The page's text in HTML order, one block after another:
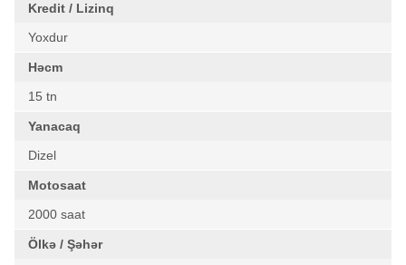
Kredit / Lizinq
Yoxdur
Həcm
15 tn
Yanacaq
Dizel
Motosaat
2000 saat
Ölkə / Şəhər